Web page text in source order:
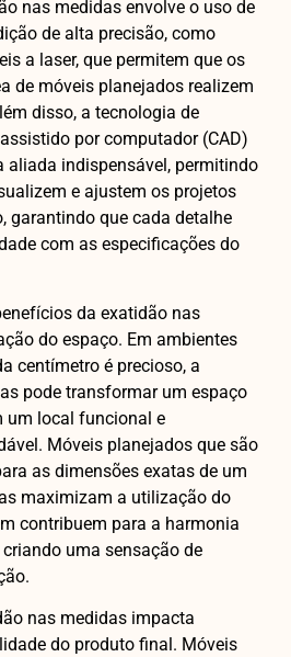
nas medidas envolve o uso de
de alta precisão, como
a laser, que permitem que os
de móveis planejados realizem
disso, a tecnologia de
por computador (CAD)
aliada indispensável, permitindo
e ajustem os projetos
garantindo que cada detalhe
com as especificações do
da exatidão nas
do espaço. Em ambientes
centímetro é precioso, a
pode transformar um espaço
um local funcional e
Móveis planejados que são
as dimensões exatas de um
maximizam a utilização do
contribuem para a harmonia
uma sensação de
nas medidas impacta
do produto final. Móveis